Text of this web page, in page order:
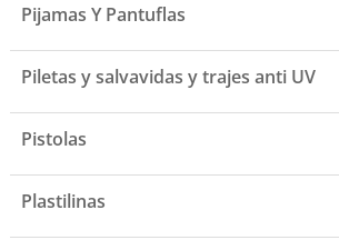
Pijamas Y Pantuflas
Piletas y salvavidas y trajes anti UV
Pistolas
Plastilinas